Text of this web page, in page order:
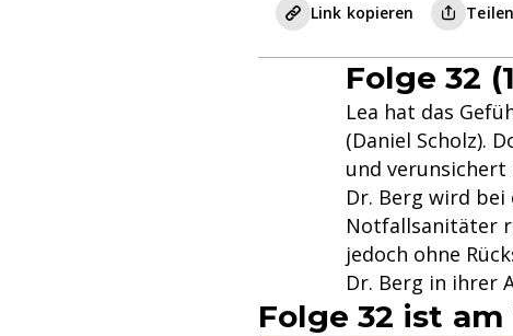
Link kopieren
Teilen
Folge 32
Lea hat das
(Daniel Scholz).
und verunsichert
Dr. Berg wird bei
Notfallsanitäter
jedoch ohne
Dr. Berg in ihrer
Folge 32 ist